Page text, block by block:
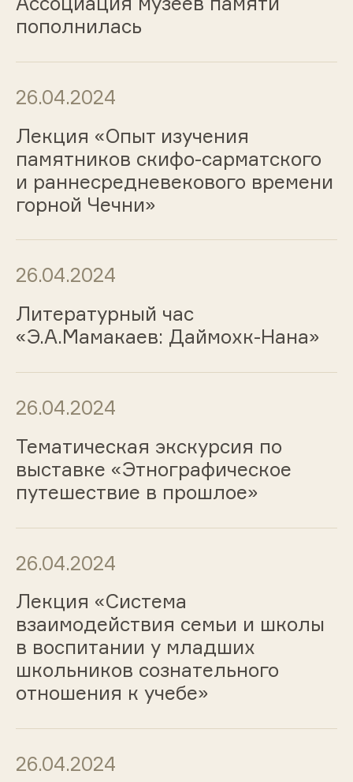
пополнилась
26.04.2024
Лекция «Опыт изучения
памятников скифо-сарматского
и раннесредневекового времени
горной Чечни»
26.04.2024
Литературный час
«Э.А.Мамакаев: Даймохк-Нана»
26.04.2024
Тематическая экскурсия по
выставке «Этнографическое
путешествие в прошлое»
26.04.2024
Лекция «Система
взаимодействия семьи и школы
в воспитании у младших
школьников сознательного
отношения к учебе»
26.04.2024